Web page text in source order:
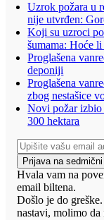
Uzrok požara u
nije utvrđen:
Koji su uzroci
šumama: Hoće
Proglašena
deponiji
Proglašena
zbog nestašice
Novi požar izbio
300 hektara
Prijava na
Hvala vam na
email biltena.
Došlo je do
nastavi, molimo da